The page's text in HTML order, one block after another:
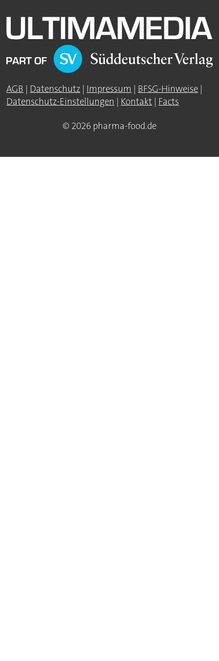
AGB | Datenschutz | Impressum | BFSG-Hinweise |
Datenschutz-Einstellungen | Kontakt | Facts
© 2026 pharma-food.de